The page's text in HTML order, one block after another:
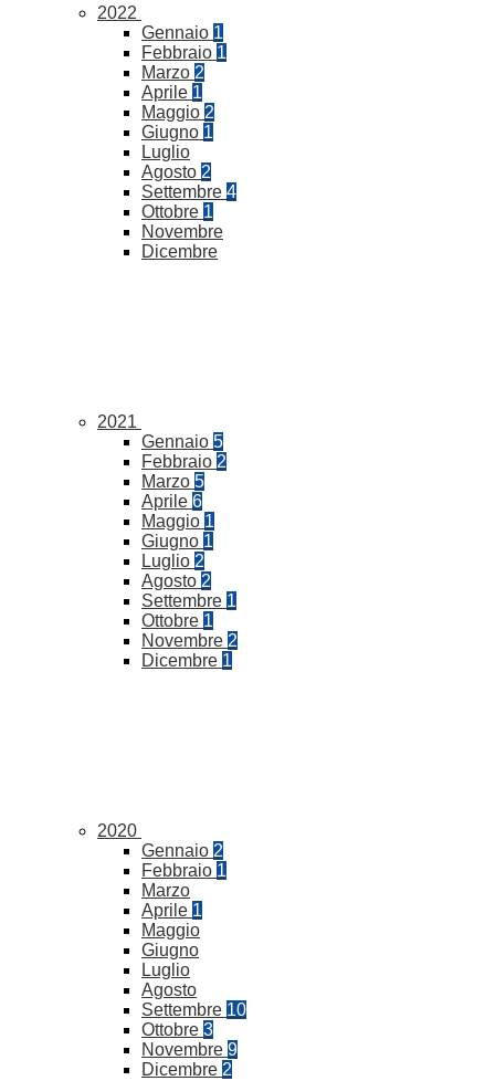
2022
Gennaio 1
Febbraio 1
Marzo 2
Aprile 1
Maggio 2
Giugno 1
Luglio
Agosto 2
Settembre 4
Ottobre 1
Novembre
Dicembre
2021
Gennaio 5
Febbraio 2
Marzo 5
Aprile 6
Maggio 1
Giugno 1
Luglio 2
Agosto 2
Settembre 1
Ottobre 1
Novembre 2
Dicembre 1
2020
Gennaio 2
Febbraio 1
Marzo
Aprile 1
Maggio
Giugno
Luglio
Agosto
Settembre 10
Ottobre 3
Novembre 9
Dicembre 2